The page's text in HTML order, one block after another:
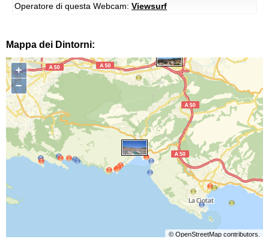
Operatore di questa Webcam: Viewsurf
Mappa dei Dintorni:
+
−
© OpenStreetMapcontributors.